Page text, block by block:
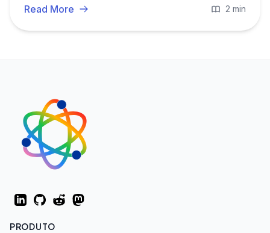
Novo.
Read More 2 min
LinkedInGitHubRedditMastodon
PRODUTO